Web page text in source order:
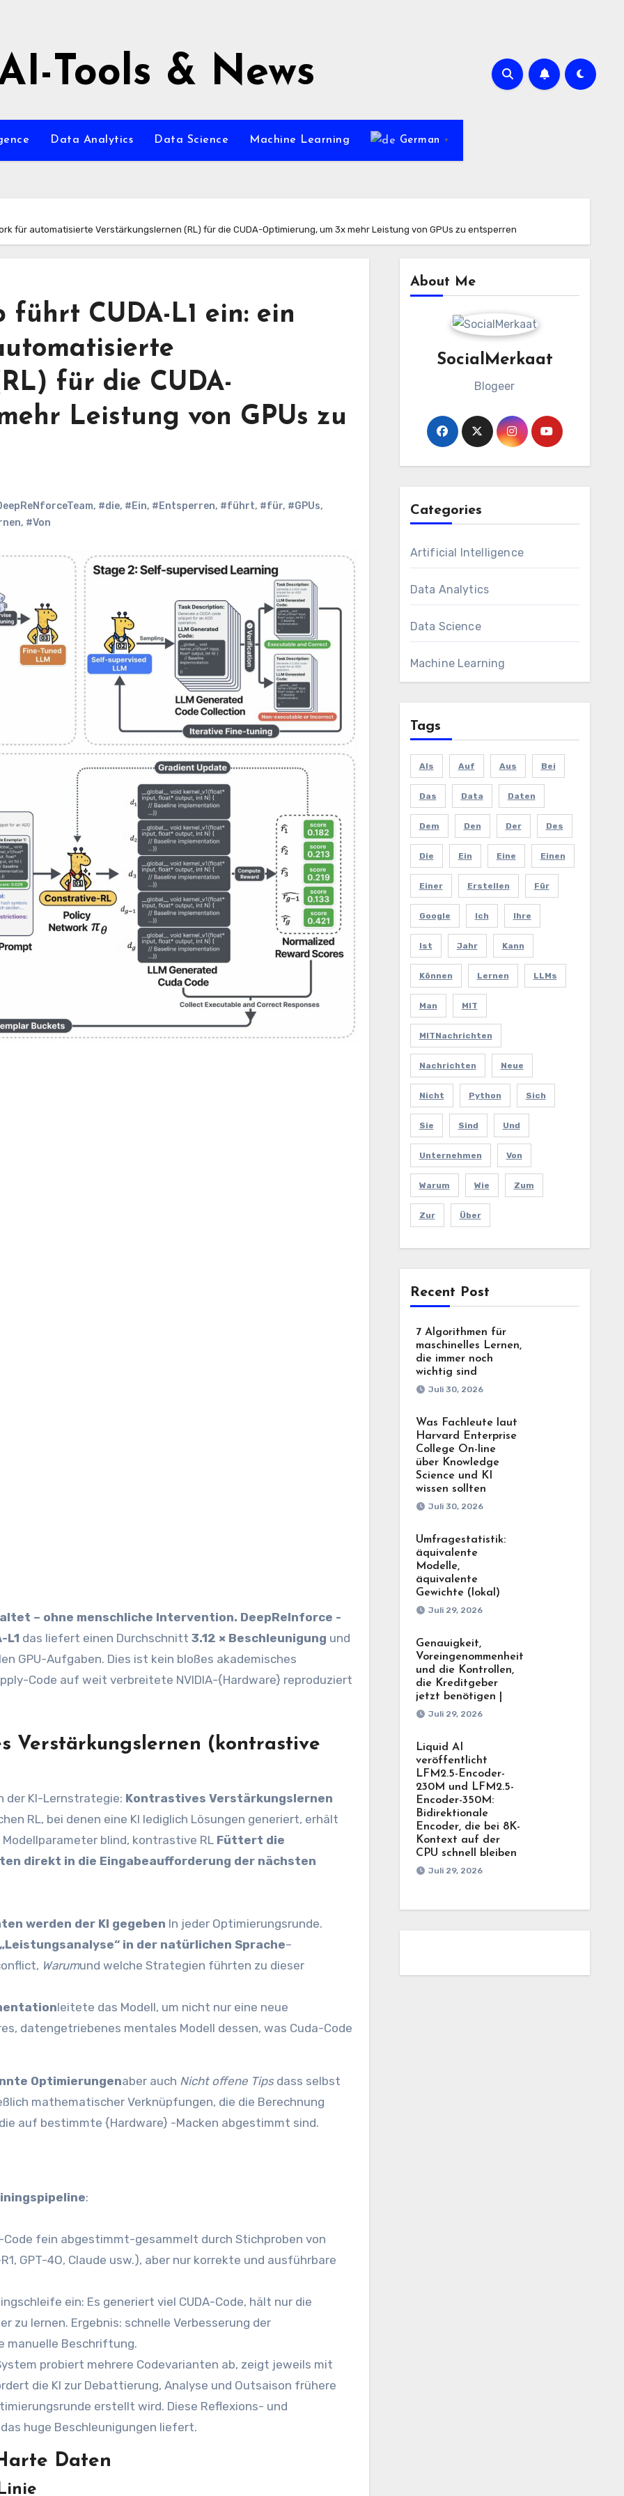
Tools & News
Data Analytics Data Science Machine Learning German ▼
für automatisierte Verstärkungslernen (RL) für die CUDA-Optimierung, um 3x mehr Leistung von GPUs zu entsperren
führt CUDA-L1 ein: ein
für die CUDA-
Leistung von GPUs zu
, #die, #Ein, #Entsperren, #führt, #für, #GPUs,
, #Von
– ohne menschliche Intervention. DeepReInforce -
L1 das liefert einen Durchschnitt 3.12 × Beschleunigung und
GPU-Aufgaben. Dies ist kein bloßes akademisches
Code auf weit verbreitete NVIDIA-{Hardware} reproduziert
Verstärkungslernen (kontrastive
der KI-Lernstrategie: Kontrastives Verstärkungslernen
RL, bei denen eine KI lediglich Lösungen generiert, erhält
blind, kontrastive RL Füttert die
direkt in die Eingabeaufforderung der nächsten
werden der KI gegeben In jeder Optimierungsrunde.
in der natürlichen Sprache–
Warumund welche Strategien führten zu dieser
leitete das Modell, um nicht nur eine neue
datengetriebenes mentales Modell dessen, was Cuda-Code
Optimierungenaber auch Nicht offene Tipsdass selbst
mathematischer Verknüpfungen, die die Berechnung
auf bestimmte {Hardware} -Macken abgestimmt sind.
:
Code fein abgestimmt-gesammelt durch Stichproben von
GPT-4O, Claude usw.), aber nur korrekte und ausführbare
ein: Es generiert viel CUDA-Code, hält nur die
zu lernen. Ergebnis: schnelle Verbesserung der
manuelle Beschriftung.
probiert mehrere Codevarianten ab, zeigt jeweils mit
die KI zur Debattierung, Analyse und Outsaison frühere
erstellt wird. Diese Reflexions- und
huge Beschleunigungen liefert.
Daten
About Me
SocialMerkaat
Blogeer
Categories
Artificial Intelligence
Data Analytics
Data Science
Machine Learning
Tags
Als Auf Aus Bei
Das Data Daten
Dem Den Der Des
Die Ein Eine Einen
Einer Erstellen Für
Google Ich Ihre
Ist Jahr Kann
Können Lernen LLMs
Man MIT
MITNachrichten
Nachrichten Neue
Nicht Python Sich
Sie Sind Und
Unternehmen Von
Warum Wie Zum
Zur Über
Recent Post
7 Algorithmen für
maschinelles Lernen,
die immer noch
wichtig sind
Juli 30, 2026
Was Fachleute laut
Harvard Enterprise
College On-line
über Knowledge
Science und KI
wissen sollten
Juli 30, 2026
Umfragestatistik:
äquivalente
Modelle,
äquivalente
Gewichte (lokal)
Juli 29, 2026
Genauigkeit,
Voreingenommenheit
und die Kontrollen,
die Kreditgeber
jetzt benötigen |
Juli 29, 2026
Liquid AI
veröffentlicht
LFM2.5-Encoder-
230M und LFM2.5-
Encoder-350M:
Bidirektionale
Encoder, die bei 8K-
Kontext auf der
CPU schnell bleiben
Juli 29, 2026